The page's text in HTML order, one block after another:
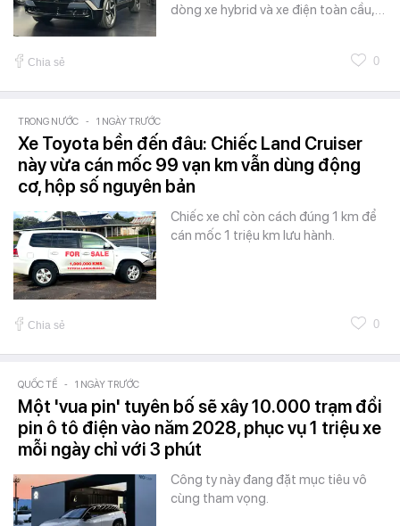
dòng xe hybrid và xe điện toàn cầu,…
Chia sẻ 0
TRONG NƯỚC - 1 NGÀY TRƯỚC
Xe Toyota bền đến đâu: Chiếc Land Cruiser
này vừa cán mốc 99 vạn km vẫn dùng động
cơ, hộp số nguyên bản
Chiếc xe chỉ còn cách đúng 1 km để
cán mốc 1 triệu km lưu hành.
Chia sẻ 0
QUỐC TẾ - 1 NGÀY TRƯỚC
Một 'vua pin' tuyên bố sẽ xây 10.000 trạm đổi
pin ô tô điện vào năm 2028, phục vụ 1 triệu xe
mỗi ngày chỉ với 3 phút
Công ty này đang đặt mục tiêu vô
cùng tham vọng.